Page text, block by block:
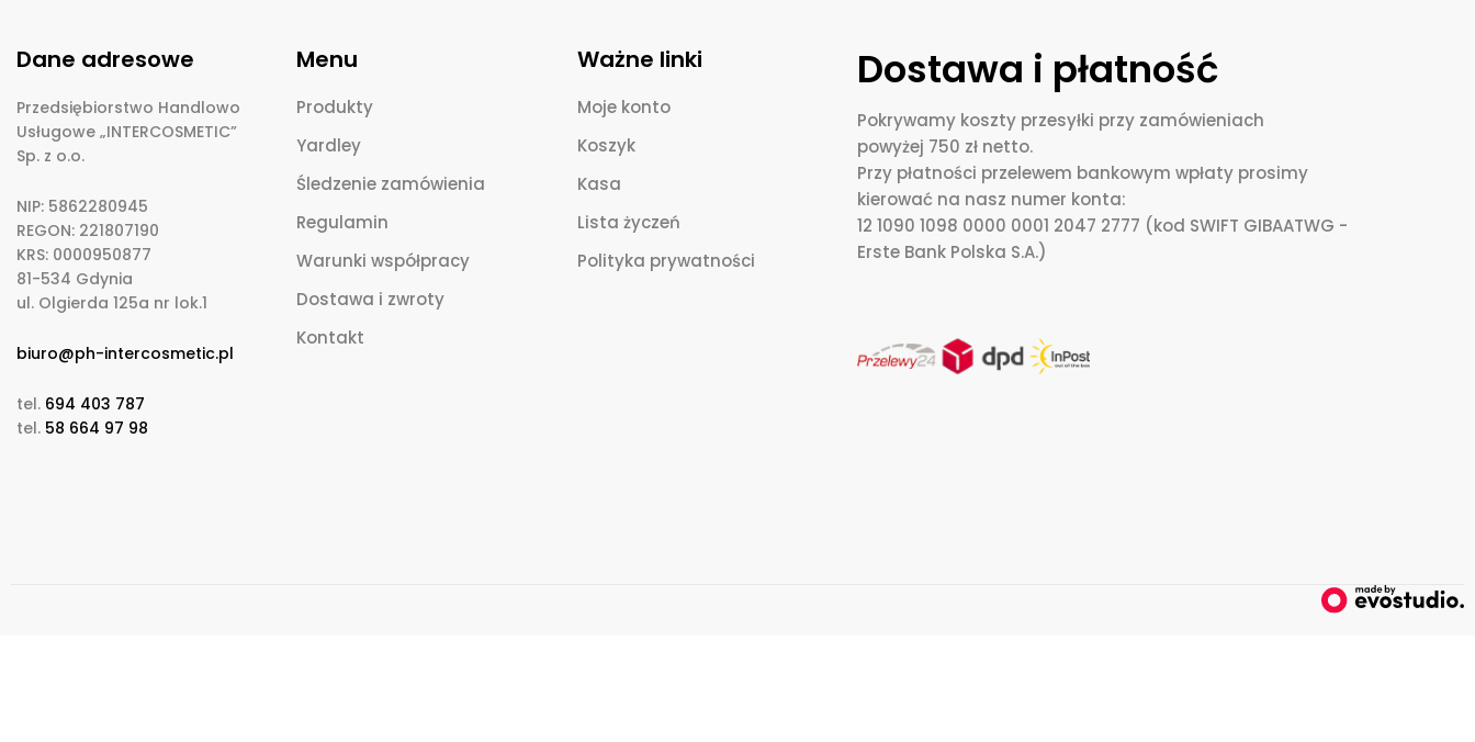
Dane adresowe
Przedsiębiorstwo Handlowo
Usługowe „INTERCOSMETIC”
Sp. z o.o.
NIP: 5862280945
REGON: 221807190
KRS: 0000950877
81-534 Gdynia
ul. Olgierda 125a nr lok.1
biuro@ph-intercosmetic.pl
tel. 694 403 787
tel. 58 664 97 98
Menu
Produkty
Yardley
Śledzenie zamówienia
Regulamin
Warunki współpracy
Dostawa i zwroty
Kontakt
Ważne linki
Moje konto
Koszyk
Kasa
Lista życzeń
Polityka prywatności
Dostawa i płatność
Pokrywamy koszty przesyłki przy zamówieniach
powyżej 750 zł netto.
Przy płatności przelewem bankowym wpłaty prosimy
kierować na nasz numer konta:
12 1090 1098 0000 0001 2047 2777 (kod SWIFT GIBAATWG -
Erste Bank Polska S.A.)